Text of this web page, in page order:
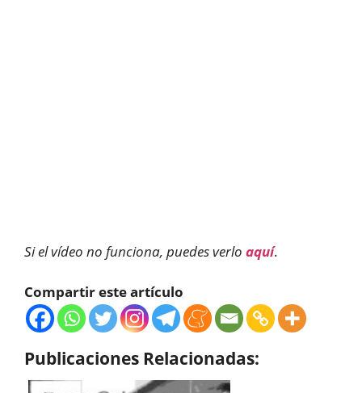
Si el vídeo no funciona, puedes verlo aquí.
Compartir este artículo
Publicaciones Relacionadas: